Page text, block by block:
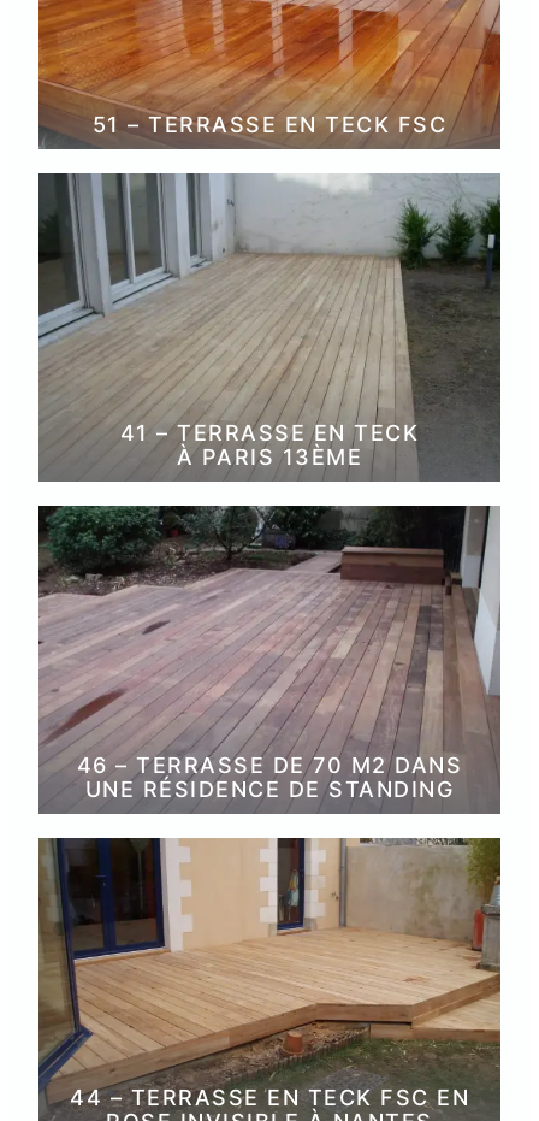
51 – TERRASSE EN TECK FSC
41 – TERRASSE EN TECK
À PARIS 13ÈME
46 – TERRASSE DE 70 M2 DANS
UNE RÉSIDENCE DE STANDING
44 – TERRASSE EN TECK FSC EN